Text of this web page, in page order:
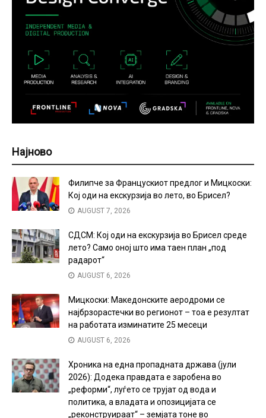
Најново
Филипче за Францускиот предлог и Мицкоски:
Кој оди на екскурзија во лето, во Брисел?
AUGUST 7, 2026
СДСМ: Кој оди на екскурзија во Брисел среде
лето? Само оној што има таен план „под
радарот“
AUGUST 6, 2026
Мицкоски: Македонските аеродроми се
најбрзорастечки во регионот – тоа е резултат
на работата изминатите 25 месеци
AUGUST 6, 2026
Хроника на една пропадната држава (јули
2026): Додека правдата е заробена во
„реформи“, луѓето се трујат од вода и
политика, а владата и опозицијата се
„реконструираат“ – земјата тоне во